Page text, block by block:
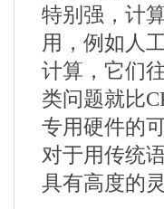
特别强，计
用，例如人
计算，它们
类问题就比
专用硬件的
对于用传统
具有高度的